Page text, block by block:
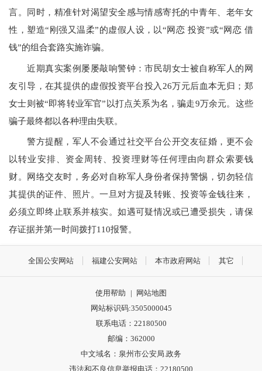
言。同时，精准针对渴望安全感与情感寄托的中青年、老年女
性，塑造“刚强又温柔”的虚假人设，以“网恋 投资”或“网恋 借
钱”的组合套路实施诈骗。
近期真实案例屡屡敲响警钟：市民胡女士被自称军人的网
友引导，在其提供的虚假投资平台投入26万元后血本无归；郑
女士则被“即将转业军官”以打点关系为名，骗走9万余元。这些
骗子最终都以各种理由失联。
警方提醒，军人不会通过社交平台公开交友征婚，更不会
以转业安排、资金周转、投资理财等任何理由向群众索要钱
财。网络交友时，务必对自称军人身份者保持警惕，切勿轻信
其提供的证件、照片。一旦对方提及转账、投资等金钱往来，
必须立即终止联系并核实。如遇可疑情况或已遭受损失，请保
存证据并第一时间拨打110报警。
全国公安网站 福建公安网站 本市政府网站 其它
使用帮助 |
网站地图
网站标识码:3505000045
联系电话：22180500
邮编：362000
中文域名：泉州市公安局.政务
违法和不良信息举报电话：22180500